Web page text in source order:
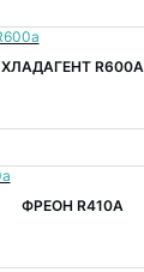
ХЛАДАГЕНТ R600A
ФРЕОН R410A